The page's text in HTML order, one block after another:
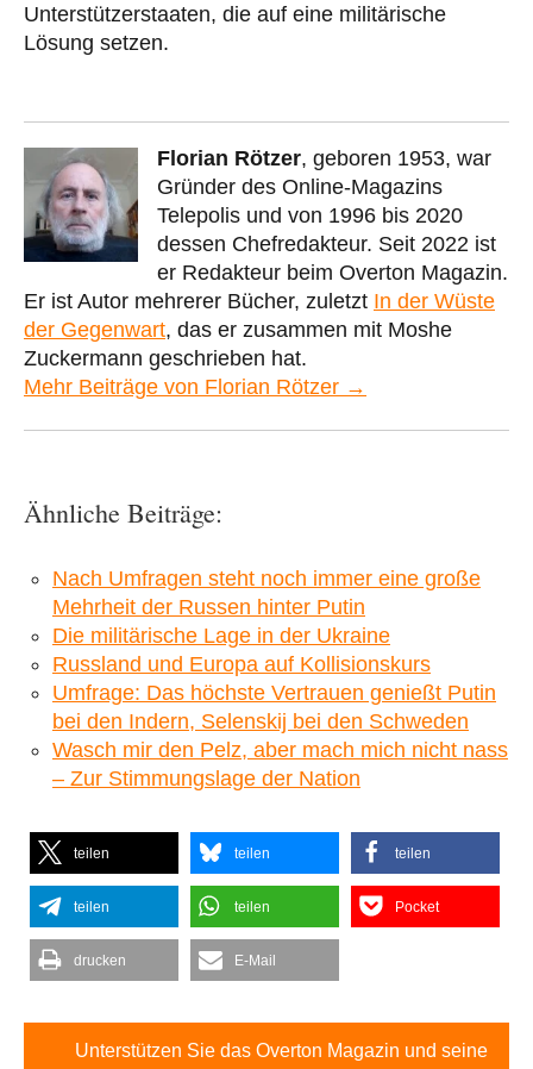
Unterstützerstaaten, die auf eine militärische
Lösung setzen.
Florian Rötzer, geboren 1953, war
Gründer des Online-Magazins
Telepolis und von 1996 bis 2020
dessen Chefredakteur. Seit 2022 ist
er Redakteur beim Overton Magazin.
Er ist Autor mehrerer Bücher, zuletzt In der Wüste
der Gegenwart, das er zusammen mit Moshe
Zuckermann geschrieben hat.
Mehr Beiträge von Florian Rötzer →
Ähnliche Beiträge:
Nach Umfragen steht noch immer eine große
Mehrheit der Russen hinter Putin
Die militärische Lage in der Ukraine
Russland und Europa auf Kollisionskurs
Umfrage: Das höchste Vertrauen genießt Putin
bei den Indern, Selenskij bei den Schweden
Wasch mir den Pelz, aber mach mich nicht nass
– Zur Stimmungslage der Nation
teilen teilen teilen
teilen teilen Pocket
drucken E-Mail
Unterstützen Sie das Overton Magazin und seine